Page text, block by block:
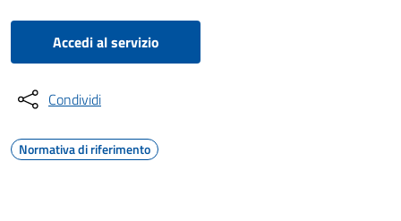
Accedi al servizio
Condividi
Normativa di riferimento